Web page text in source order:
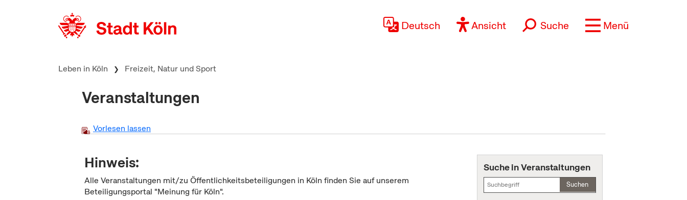
Deutsch Ansicht Suche Menü
Leben in Köln Freizeit, Natur und Sport
Veranstaltungen
Vorlesen lassen
Hinweis:
Alle Veranstaltungen mit/zu Öffentlichkeitsbeteiligungen in Köln finden Sie auf unserem
Beteiligungsportal "Meinung für Köln".
Suche in Veranstaltungen
Suchen